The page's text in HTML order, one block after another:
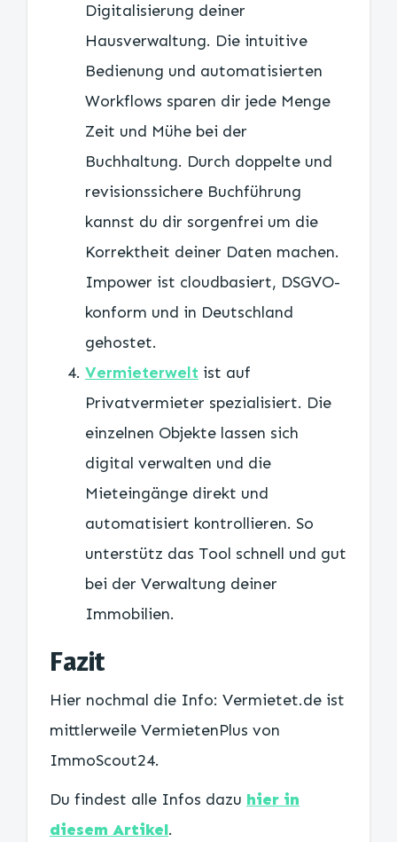
Digitalisierung deiner
Hausverwaltung. Die intuitive
Bedienung und automatisierten
Workflows sparen dir jede Menge
Zeit und Mühe bei der
Buchhaltung. Durch doppelte und
revisionssichere Buchführung
kannst du dir sorgenfrei um die
Korrektheit deiner Daten machen.
Impower ist cloudbasiert, DSGVO-
konform und in Deutschland
gehostet.
Vermieterwelt ist auf
Privatvermieter spezialisiert. Die
einzelnen Objekte lassen sich
digital verwalten und die
Mieteingänge direkt und
automatisiert kontrollieren. So
unterstütz das Tool schnell und gut
bei der Verwaltung deiner
Immobilien.
Fazit
Hier nochmal die Info: Vermietet.de ist
mittlerweile VermietenPlus von
ImmoScout24.
Du findest alle Infos dazu hier in
diesem Artikel.